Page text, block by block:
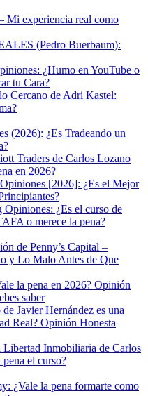
Mi experiencia real como
(Pedro Buerbaum):
¿Humo en YouTube o
tu Cara?
Cercano de Adri Kastel:
(2026): ¿Es Tradeando un
Traders de Carlos Lozano
en 2026?
[2026]: ¿Es el Mejor
¿Es el curso de
o merece la pena?
de Penny’s Capital –
y Lo Malo Antes de Que
la pena en 2026? Opinión
saber
Javier Hernández es una
Real? Opinión Honesta
Inmobiliaria de Carlos
el curso?
¿Vale la pena formarte como